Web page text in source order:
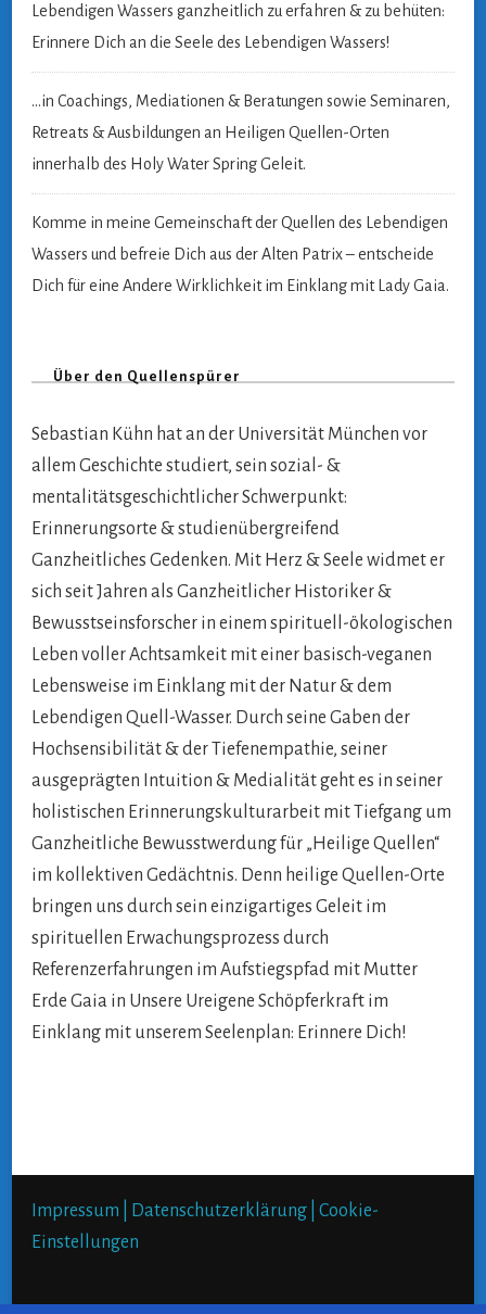
Lebendigen Wassers ganzheitlich zu erfahren & zu behüten:
Erinnere Dich an die Seele des Lebendigen Wassers!
…in Coachings, Mediationen & Beratungen sowie Seminaren,
Retreats & Ausbildungen an Heiligen Quellen-Orten
innerhalb des Holy Water Spring Geleit.
Komme in meine Gemeinschaft der Quellen des Lebendigen
Wassers und befreie Dich aus der Alten Patrix – entscheide
Dich für eine Andere Wirklichkeit im Einklang mit Lady Gaia.
Über den Quellenspürer
Sebastian Kühn hat an der Universität München vor
allem Geschichte studiert, sein sozial- &
mentalitätsgeschichtlicher Schwerpunkt:
Erinnerungsorte & studienübergreifend
Ganzheitliches Gedenken. Mit Herz & Seele widmet er
sich seit Jahren als Ganzheitlicher Historiker &
Bewusstseinsforscher in einem spirituell-ökologischen
Leben voller Achtsamkeit mit einer basisch-veganen
Lebensweise im Einklang mit der Natur & dem
Lebendigen Quell-Wasser. Durch seine Gaben der
Hochsensibilität & der Tiefenempathie, seiner
ausgeprägten Intuition & Medialität geht es in seiner
holistischen Erinnerungskulturarbeit mit Tiefgang um
Ganzheitliche Bewusstwerdung für „Heilige Quellen“
im kollektiven Gedächtnis. Denn heilige Quellen-Orte
bringen uns durch sein einzigartiges Geleit im
spirituellen Erwachungsprozess durch
Referenzerfahrungen im Aufstiegspfad mit Mutter
Erde Gaia in Unsere Ureigene Schöpferkraft im
Einklang mit unserem Seelenplan: Erinnere Dich!
Impressum | Datenschutzerklärung | Cookie-
Einstellungen